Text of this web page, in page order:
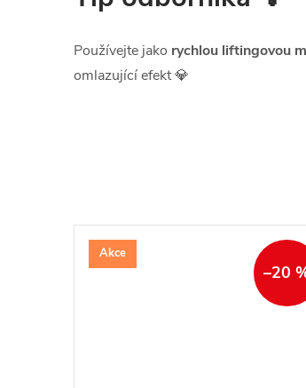
Používejte jako rychlou liftingovou
omlazující efekt 💎
Akce
–20